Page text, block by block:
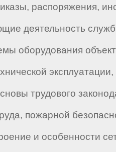
распоряжения,
деятельность
оборудования
трудового
пожарной
и особенности